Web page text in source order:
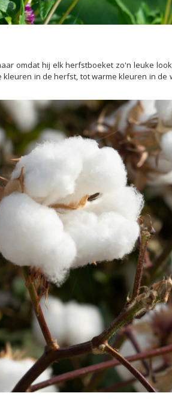
omdat hij elk herfstboeket zo'n leuke
in de herfst, tot warme kleuren in de